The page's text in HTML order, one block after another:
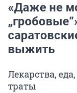
«Даже не
выжить
Лекарства,
траты